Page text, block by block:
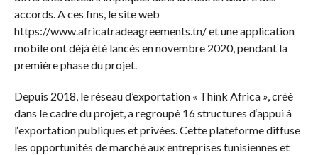
accords. A ces fins, le site web
https://www.africatradeagreements.tn/ et une application
mobile ont déjà été lancés en novembre 2020, pendant la
première phase du projet.
Depuis 2018, le réseau d’exportation « Think Africa », créé
dans le cadre du projet, a regroupé 16 structures d‘appui à
l‘exportation publiques et privées. Cette plateforme diffuse
les opportunités de marché aux entreprises tunisiennes et